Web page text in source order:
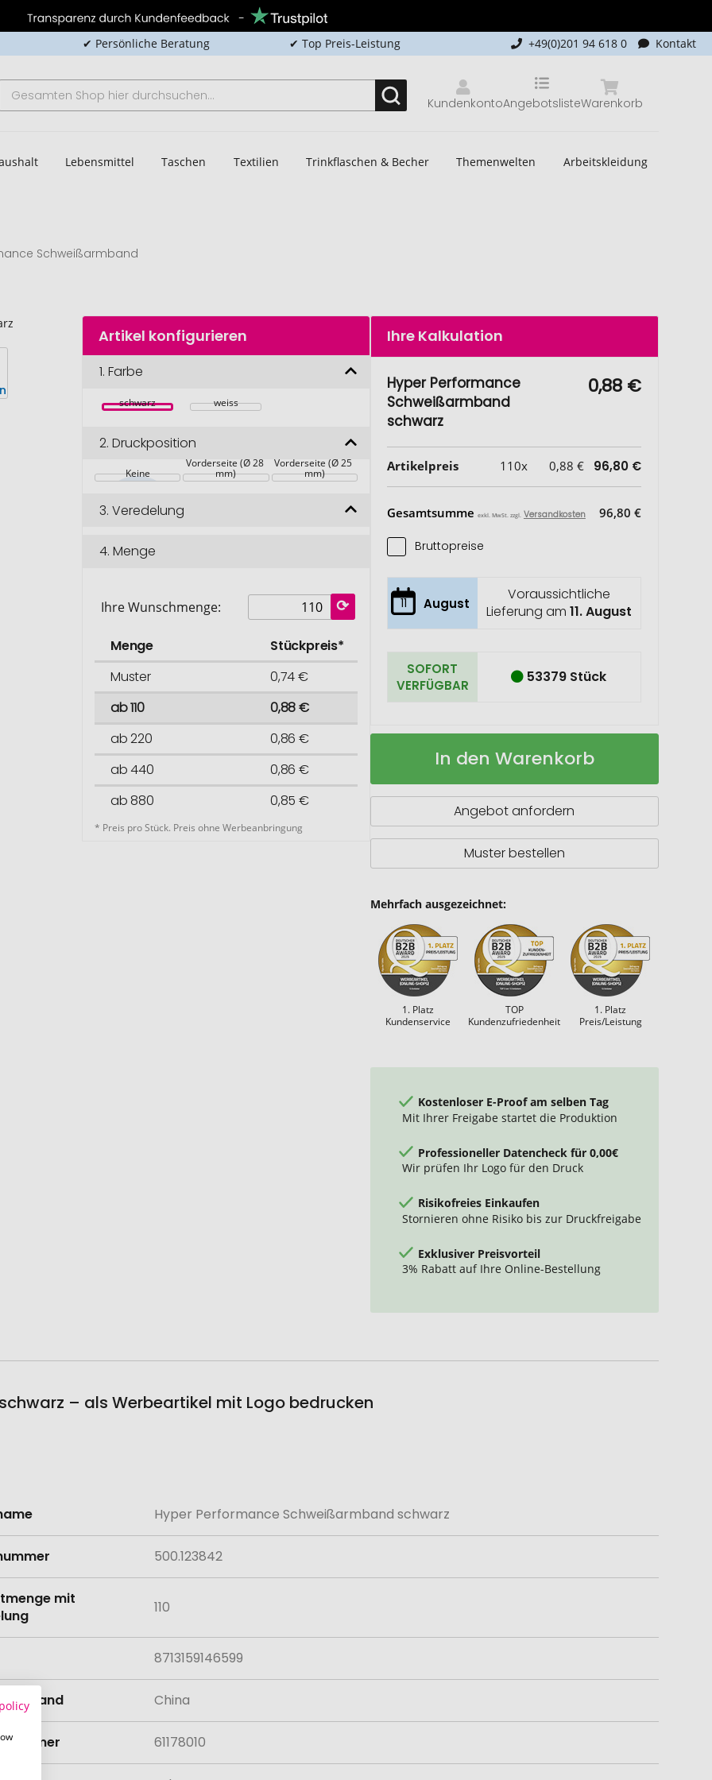
✔ Persönliche Beratung ✔ Top Preis-Leistung +49(0)201 94 618 0 Kontakt
Kundenkonto Warenkorb
Angebotsliste
Lebensmittel Taschen Textilien Trinkflaschen & Becher Themenwelten Arbeitskleidung
Schweißarmband
Artikel konfigurieren
1.Farbe
schwarz weiss
2.Druckposition
Keine
Vorderseite (Ø 28
mm)
Vorderseite (Ø 25
mm)
3.Veredelung
4.Menge
Ihre Wunschmenge:
Menge
Stückpreis*
Muster
0,74 €
ab 110
0,88 €
ab 220
0,86 €
ab 440
0,86 €
ab 880
0,85 €
* Preis pro Stück. Preis ohne Werbeanbringung
Ihre Kalkulation
Hyper Performance
Schweißarmband
schwarz
0,88 €
Artikelpreis 110x 0,88 € 96,80 €
Gesamtsumme exkl. MwSt. zzgl. Versandkosten 96,80 €
Bruttopreise
11 August
Voraussichtliche
Lieferung am 11. August
SOFORT
VERFÜGBAR
53379 Stück
Hyper
Performance
Auf
In den Warenkorb
Angebot anfordern
Muster bestellen
Mehrfach ausgezeichnet:
1. Platz
Kundenservice
TOP
Kundenzufriedenheit
1. Platz
Preis/Leistung
Kostenloser E-Proof am selben Tag
Mit Ihrer Freigabe startet die Produktion
Professioneller Datencheck für 0,00€
Wir prüfen Ihr Logo für den Druck
Risikofreies Einkaufen
Stornieren ohne Risiko bis zur Druckfreigabe
Exklusiver Preisvorteil
3% Rabatt auf Ihre Online-Bestellung
– als Werbeartikel mit Logo bedrucken
Hyper Performance Schweißarmband schwarz
500.123842
mit
110
8713159146599
China
61178010